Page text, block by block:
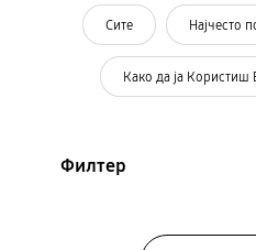
Сите Најчесто
Како да ја
Филтер